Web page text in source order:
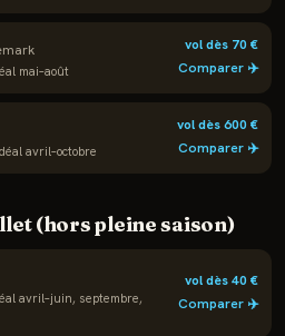
mai–août
vol dès 70€
Comparer ✈️
avril–octobre
vol dès600€
Comparer ✈️
(hors pleine saison)
avril–juin, septembre,
vol dès40€
Comparer ✈️